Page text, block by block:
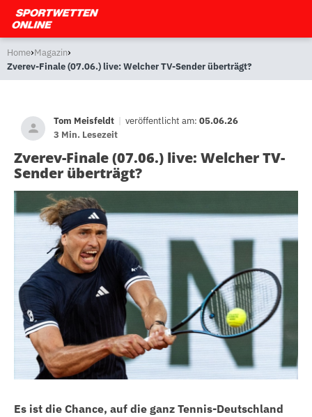
Home›Magazin›
Zverev-Finale (07.06.) live: Welcher TV-Sender überträgt?
Tom Meisfeldt | veröffentlicht am: 05.06.26
3 Min. Lesezeit
Zverev-Finale (07.06.) live: Welcher TV-
Sender überträgt?
Es ist die Chance, auf die ganz Tennis-Deutschland